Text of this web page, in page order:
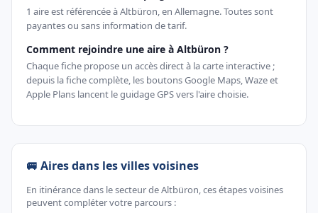
1 aire est référencée à Altbüron, en Allemagne. Toutes sont
payantes ou sans information de tarif.
Comment rejoindre une aire à Altbüron ?
Chaque fiche propose un accès direct à la carte interactive ;
depuis la fiche complète, les boutons Google Maps, Waze et
Apple Plans lancent le guidage GPS vers l'aire choisie.
🚐 Aires dans les villes voisines
En itinérance dans le secteur de Altbüron, ces étapes voisines
peuvent compléter votre parcours :